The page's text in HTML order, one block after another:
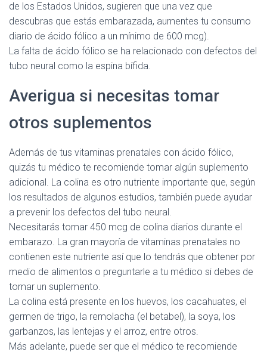
de los Estados Unidos, sugieren que una vez que
descubras que estás embarazada, aumentes tu consumo
diario de ácido fólico a un mínimo de 600 mcg).
La falta de ácido fólico se ha relacionado con defectos del
tubo neural como la espina bífida.
Averigua si necesitas tomar
otros suplementos
Además de tus vitaminas prenatales con ácido fólico,
quizás tu médico te recomiende tomar algún suplemento
adicional. La colina es otro nutriente importante que, según
los resultados de algunos estudios, también puede ayudar
a prevenir los defectos del tubo neural.
Necesitarás tomar 450 mcg de colina diarios durante el
embarazo. La gran mayoría de vitaminas prenatales no
contienen este nutriente así que lo tendrás que obtener por
medio de alimentos o preguntarle a tu médico si debes de
tomar un suplemento.
La colina está presente en los huevos, los cacahuates, el
germen de trigo, la remolacha (el betabel), la soya, los
garbanzos, las lentejas y el arroz, entre otros.
Más adelante, puede ser que el médico te recomiende